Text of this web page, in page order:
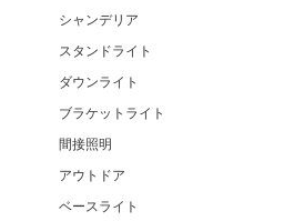
シャンデリア
スタンドライト
ダウンライト
ブラケットライト
間接照明
アウトドア
ベースライト